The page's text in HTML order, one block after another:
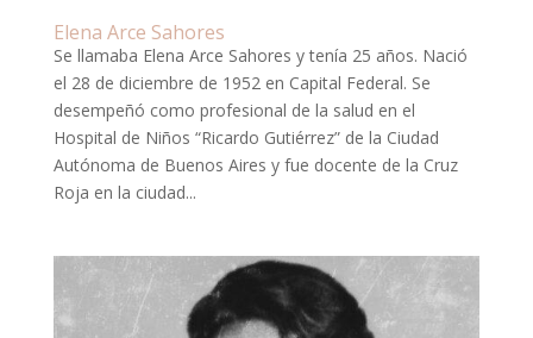
Elena Arce Sahores
Se llamaba Elena Arce Sahores y tenía 25 años. Nació
el 28 de diciembre de 1952 en Capital Federal. Se
desempeñó como profesional de la salud en el
Hospital de Niños “Ricardo Gutiérrez” de la Ciudad
Autónoma de Buenos Aires y fue docente de la Cruz
Roja en la ciudad...